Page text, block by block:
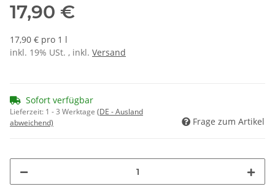
17,90 €
17,90 € pro 1 l
inkl. 19% USt. , inkl. Versand
Sofort verfügbar
Lieferzeit: 1 - 3 Werktage (DE - Ausland
abweichend)
Frage zum Artikel